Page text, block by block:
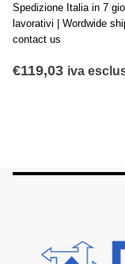
Spedizione Italia in 7
lavorativi | Wordwide
contact us
€119,03 iva